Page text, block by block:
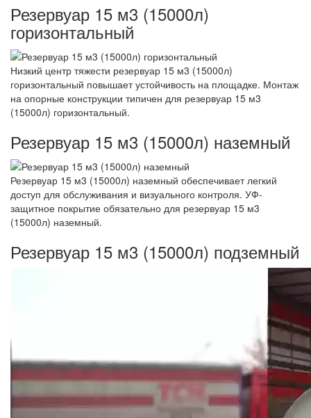
Резервуар 15 м3 (15000л)
горизонтальный
Низкий центр тяжести резервуар 15 м3 (15000л)
горизонтальный повышает устойчивость на площадке. Монтаж
на опорные конструкции типичен для резервуар 15 м3
(15000л) горизонтальный.
Резервуар 15 м3 (15000л) наземный
Резервуар 15 м3 (15000л) наземный обеспечивает легкий
доступ для обслуживания и визуального контроля. УФ-
защитное покрытие обязательно для резервуар 15 м3
(15000л) наземный.
Резервуар 15 м3 (15000л) подземный